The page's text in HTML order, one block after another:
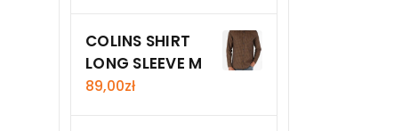
COLINS SHIRT
LONG SLEEVE M
89,00zł